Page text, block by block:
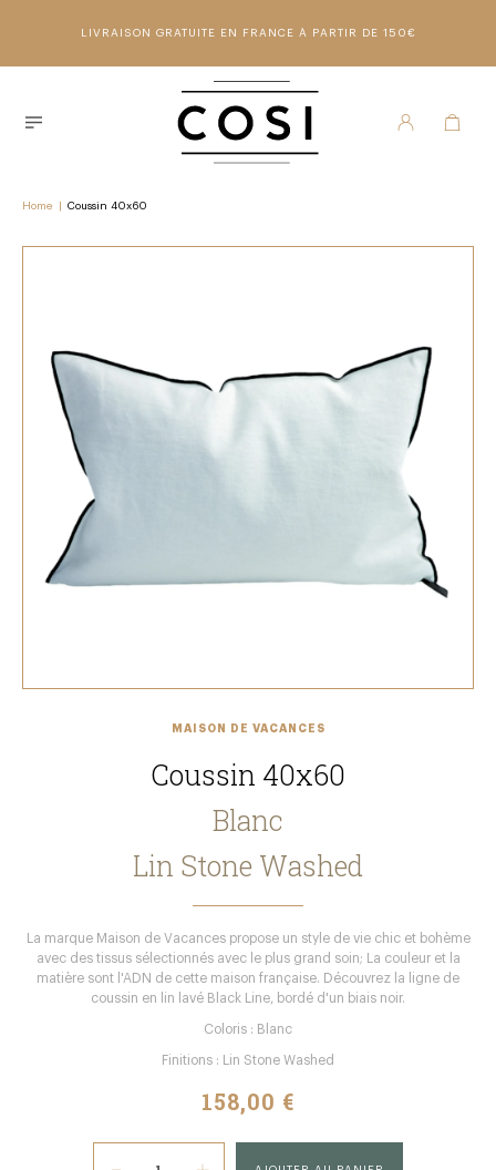
LIVRAISON GRATUITE EN FRANCE À PARTIR DE 150€
Home Coussin 40x60
MAISON DE VACANCES
Coussin 40x60
Blanc
Lin Stone Washed
La marque Maison de Vacances propose un style de vie chic et bohème
avec des tissus sélectionnés avec le plus grand soin; La couleur et la
matière sont l'ADN de cette maison française. Découvrez la ligne de
coussin en lin lavé Black Line, bordé d'un biais noir.
Coloris : Blanc
Finitions : Lin Stone Washed
158,00 €